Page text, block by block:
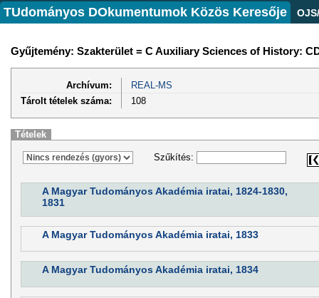
TUdományos DOkumentumok Közös Keresője
Gyűjtemény: Szakterület = C Auxiliary Sciences of History:
Archívum:
REAL-MS
Tárolt tételek száma:
108
Tételek
Szűkítés:
A Magyar Tudományos Akadémia iratai, 1824-1830,
1831
A Magyar Tudományos Akadémia iratai, 1833
A Magyar Tudományos Akadémia iratai, 1834